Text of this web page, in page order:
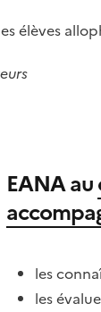
élèves
EANA au
les
les